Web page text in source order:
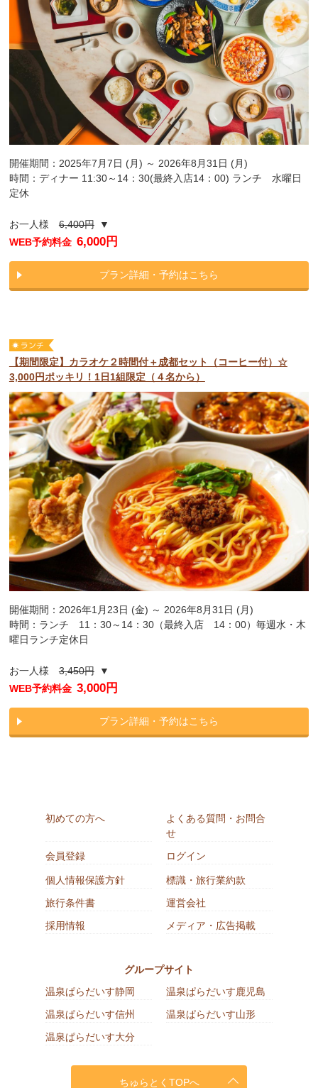
開催期間：2025年7月7日 (月) ～ 2026年8月31日 (月)
時間：ディナー 11:30～14：30(最終入店14：00) ランチ 水曜日
定休
お一人様6,400円▼
WEB予約料金 6,000円
プラン詳細・予約はこちら
【期間限定】カラオケ２時間付＋成都セット（コーヒー付）☆
3,000円ポッキリ！1日1組限定（４名から）
開催期間：2026年1月23日 (金) ～ 2026年8月31日 (月)
時間：ランチ 11：30～14：30（最終入店 14：00）毎週水・木
曜日ランチ定休日
お一人様3,450円▼
WEB予約料金 3,000円
プラン詳細・予約はこちら
初めての方へ
よくある質問・お問合
せ
会員登録
ログイン
個人情報保護方針
標識・旅行業約款
旅行条件書
運営会社
採用情報
メディア・広告掲載
グループサイト
温泉ぱらだいす静岡
温泉ぱらだいす鹿児島
温泉ぱらだいす信州
温泉ぱらだいす山形
温泉ぱらだいす大分
ちゅらとくTOPへ